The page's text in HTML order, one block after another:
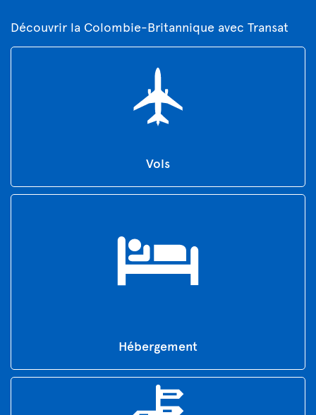
Découvrir la Colombie-Britannique avec Transat
Vols
Hébergement